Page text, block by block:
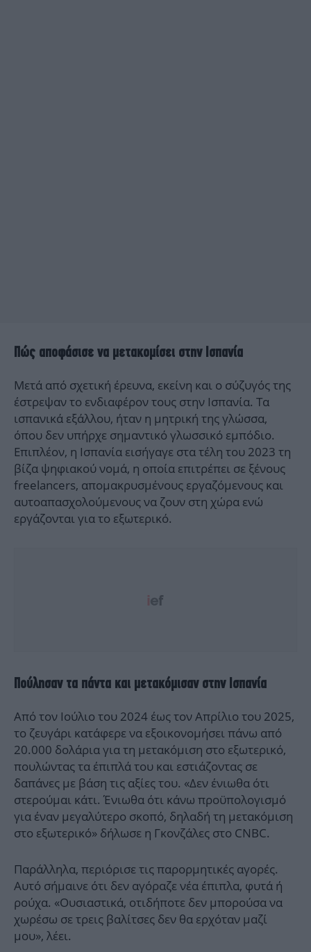
Πώς αποφάσισε να μετακομίσει στην Ισπανία
Μετά από σχετική έρευνα, εκείνη και ο σύζυγός της
έστρεψαν το ενδιαφέρον τους στην Ισπανία. Τα
ισπανικά εξάλλου, ήταν η μητρική της γλώσσα,
όπου δεν υπήρχε σημαντικό γλωσσικό εμπόδιο.
Επιπλέον, η Ισπανία εισήγαγε στα τέλη του 2023 τη
βίζα ψηφιακού νομά, η οποία επιτρέπει σε ξένους
freelancers, απομακρυσμένους εργαζόμενους και
αυτοαπασχολούμενους να ζουν στη χώρα ενώ
εργάζονται για το εξωτερικό.
Πούλησαν τα πάντα και μετακόμισαν στην Ισπανία
Από τον Ιούλιο του 2024 έως τον Απρίλιο του 2025,
το ζευγάρι κατάφερε να εξοικονομήσει πάνω από
20.000 δολάρια για τη μετακόμιση στο εξωτερικό,
πουλώντας τα έπιπλά του και εστιάζοντας σε
δαπάνες με βάση τις αξίες του. «Δεν ένιωθα ότι
στερούμαι κάτι. Ένιωθα ότι κάνω προϋπολογισμό
για έναν μεγαλύτερο σκοπό, δηλαδή τη μετακόμιση
στο εξωτερικό» δήλωσε η Γκονζάλες στο CNBC.
Παράλληλα, περιόρισε τις παρορμητικές αγορές.
Αυτό σήμαινε ότι δεν αγόραζε νέα έπιπλα, φυτά ή
ρούχα. «Ουσιαστικά, οτιδήποτε δεν μπορούσα να
χωρέσω σε τρεις βαλίτσες δεν θα ερχόταν μαζί
μου», λέει.